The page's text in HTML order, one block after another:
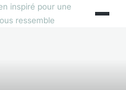
inspiré pour une
ressemble